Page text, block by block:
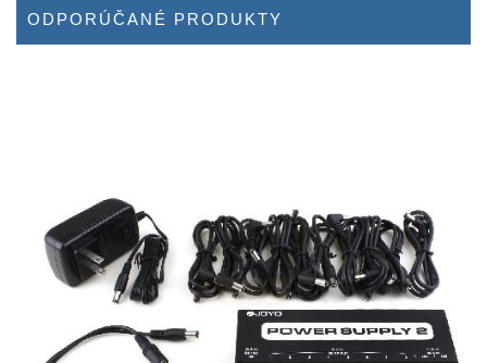
ODPORÚČANÉ PRODUKTY